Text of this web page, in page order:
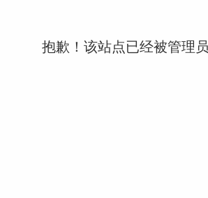
抱歉！该站点已经被管理